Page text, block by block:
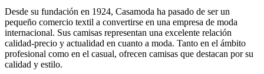
Desde su fundación en 1924, Casamoda ha pasado de ser un
pequeño comercio textil a convertirse en una empresa de moda
internacional. Sus camisas representan una excelente relación
calidad-precio y actualidad en cuanto a moda. Tanto en el ámbito
profesional como en el casual, ofrecen camisas que destacan por su
calidad y estilo.